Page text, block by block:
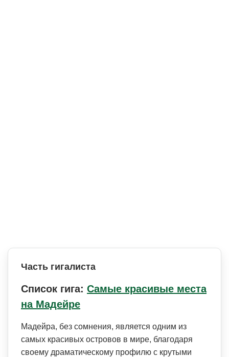
Часть гигалиста
Список гига: Самые красивые места
на Мадейре
Мадейра, без сомнения, является одним из
самых красивых островов в мире, благодаря
своему драматическому профилю с крутыми